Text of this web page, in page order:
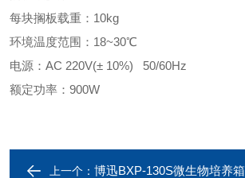
每块搁板载重：10kg
环境温度范围：18~30℃
电源：AC 220V(± 10%) 50/60Hz
额定功率：900W
上一个： 博迅BXP-130S微生物培养箱